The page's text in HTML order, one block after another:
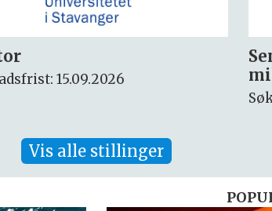
innen
og arktisk miljø
Vis alle stillinger